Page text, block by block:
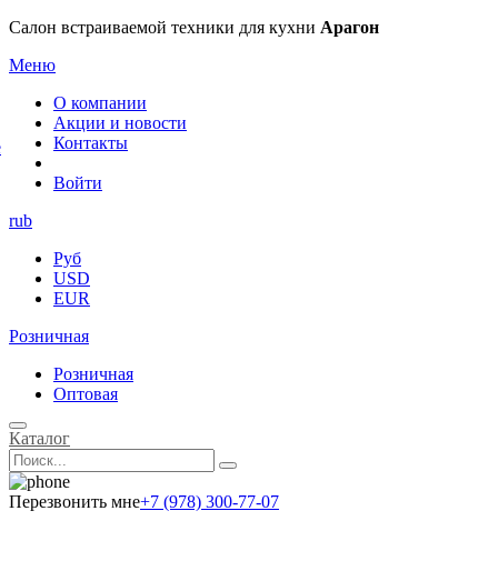
Салон встраиваемой техники для кухни Арагон
Меню
О компании
Акции и новости
Контакты
Войти
rub
Руб
USD
EUR
Розничная
Розничная
Оптовая
Каталог
Перезвонить мне+7 (978) 300-77-07